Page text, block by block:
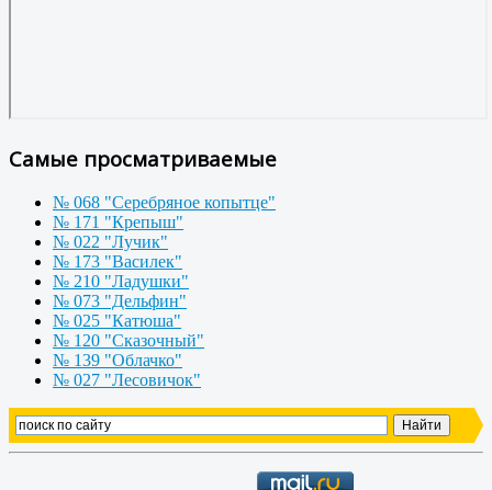
Самые просматриваемые
№ 068 "Серебряное копытце"
№ 171 "Крепыш"
№ 022 "Лучик"
№ 173 "Василек"
№ 210 "Ладушки"
№ 073 "Дельфин"
№ 025 "Катюша"
№ 120 "Сказочный"
№ 139 "Облачко"
№ 027 "Лесовичок"